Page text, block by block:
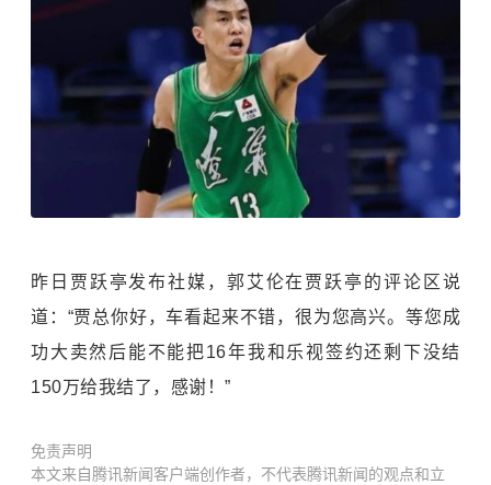
昨日贾跃亭发布社媒，郭艾伦在贾跃亭的评论区说
道：“贾总你好，车看起来不错，很为您高兴。等您成
功大卖然后能不能把16年我和乐视签约还剩下没结
150万给我结了，感谢！”
免责声明
本文来自腾讯新闻客户端创作者，不代表腾讯新闻的观点和立